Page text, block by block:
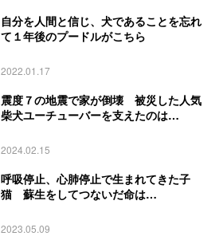
自分を人間と信じ、犬であることを忘れ
て１年後のプードルがこちら
2022.01.17
震度７の地震で家が倒壊 被災した人気
柴犬ユーチューバーを支えたのは…
2024.02.15
呼吸停止、心肺停止で生まれてきた子
猫 蘇生をしてつないだ命は…
2023.05.09